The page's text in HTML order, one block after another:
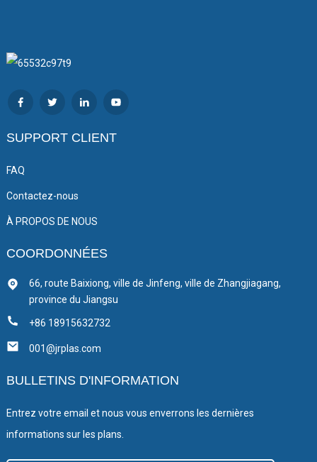
SUPPORT CLIENT
FAQ
Contactez-nous
À PROPOS DE NOUS
COORDONNÉES
66, route Baixiong, ville de Jinfeng, ville de Zhangjiagang,
province du Jiangsu
+86 18915632732
001@jrplas.com
BULLETINS D'INFORMATION
Entrez votre email et nous vous enverrons les dernières
informations sur les plans.